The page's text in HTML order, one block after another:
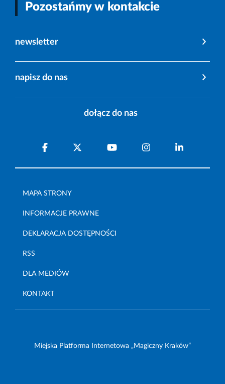
Pozostańmy w kontakcie
newsletter
napisz do nas
dołącz do nas
MAPA STRONY
INFORMACJE PRAWNE
DEKLARACJA DOSTĘPNOŚCI
RSS
DLA MEDIÓW
KONTAKT
Miejska Platforma Internetowa „Magiczny Kraków”